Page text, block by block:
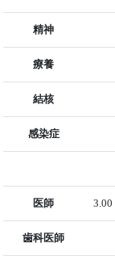
精神
療養
結核
感染症
医師 3.00
歯科医師